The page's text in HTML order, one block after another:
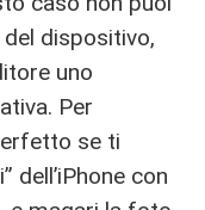
dispositivo,
uno
Per
se ti
dell’iPhone con